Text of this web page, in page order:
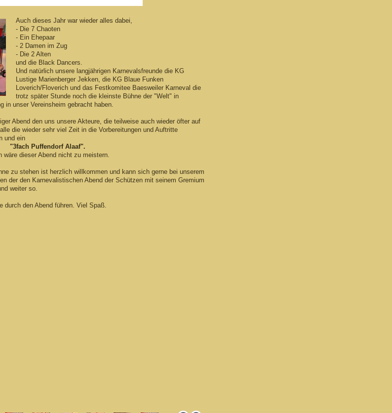
Auch dieses Jahr war wieder alles dabei,
- Die 7 Chaoten
- Ein Ehepaar
- 2 Damen im Zug
- Die 2 Alten
und die Black Dancers.
Und natürlich unsere langjährigen Karnevalsfreunde die KG
Lustige Marienberger Jekken, die KG Blaue Funken
Loverich/Floverich und das Festkomitee Baesweiler Karneval die
trotz später Stunde noch die kleinste Bühne der "Welt" in
in unser Vereinsheim gebracht haben.
Abend den uns unsere Akteure, die teilweise auch wieder öfter auf
die wieder sehr viel Zeit in die Vorbereitungen und Auftritte
und ein
"3fach Puffendorf Alaaf".
wäre dieser Abend nicht zu meistern.
zu stehen ist herzlich willkommen und kann sich gerne bei unserem
der den Karnevalistischen Abend der Schützen mit seinem Gremium
weiter so.
durch den Abend führen. Viel Spaß.